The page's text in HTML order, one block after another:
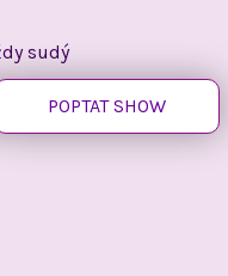
sudý
POPTAT SHOW